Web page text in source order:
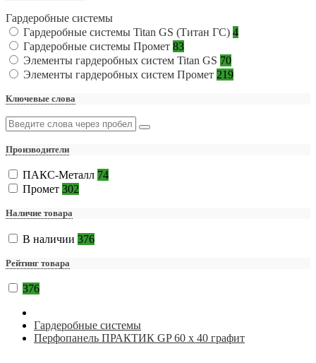
Гардеробные системы
Гардеробные системы Titan GS (Титан ГС) 4
Гардеробные системы Промет 83
Элементы гардеробных систем Titan GS 70
Элементы гардеробных систем Промет 219
Ключевые слова
Производители
ПАКС-Металл 74
Промет 302
Наличие товара
В наличии 376
Рейтинг товара
376
Гардеробные системы
Перфопанель ПРАКТИК GP 60 х 40 графит